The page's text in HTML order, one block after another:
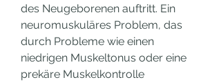
des Neugeborenen auftritt. Ein
neuromuskuläres Problem, das
durch Probleme wie einen
niedrigen Muskeltonus oder eine
prekäre Muskelkontrolle